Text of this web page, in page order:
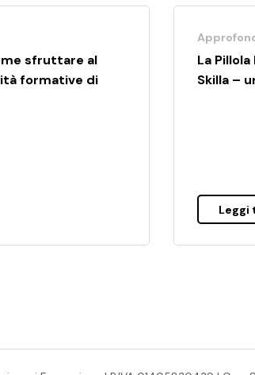
sfruttare al
formative di
La
Skilla –
Leggi